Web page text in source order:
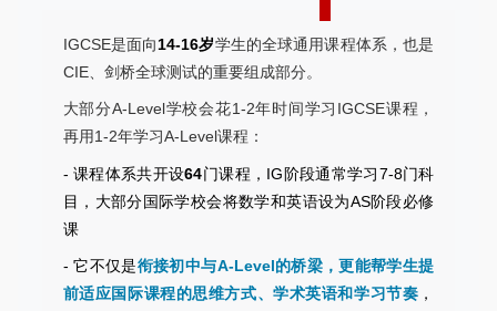
IGCSE是面向14-16岁学生的全球通用课程体系，也是
CIE、剑桥全球测试的重要组成部分。
大部分A-Level学校会花1-2年时间学习IGCSE课程，
再用1-2年学习A-Level课程：
- 课程体系共开设64门课程，IG阶段通常学习7-8门科
目，大部分国际学校会将数学和英语设为AS阶段必修
课
- 它不仅是衔接初中与A-Level的桥梁，更能帮学生提
前适应国际课程的思维方式、学术英语和学习节奏 ，